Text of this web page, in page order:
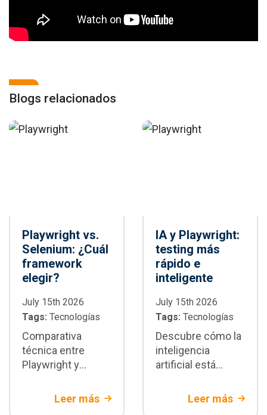
Blogs relacionados
Playwright vs.
Selenium: ¿Cuál
framework
elegir?
July 15th 2026
Tags: Tecnologías
Comparativa
técnica entre
Playwright y
diferenciasLeer más
IA y Playwright:
testing más
rápido e
inteligente
July 15th 2026
Tags: Tecnologías
Descubre cómo la
inteligencia
artificial está
automatización de
Leer más